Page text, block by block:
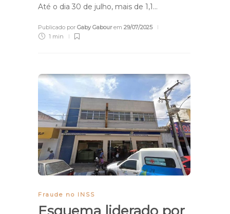
Até o dia 30 de julho, mais de 1,1…
Publicado por Gaby Gabourem 29/07/2025
1 min
Fraude no INSS